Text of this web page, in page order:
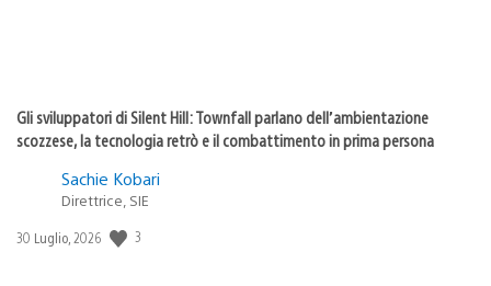
Gli sviluppatori di Silent Hill: Townfall parlano dell’ambientazione
scozzese, la tecnologia retrò e il combattimento in prima persona
Sachie Kobari
Direttrice, SIE
Data
30 Luglio, 2026 3